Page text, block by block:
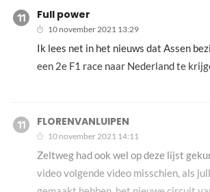
Full power
10 november 2021 13:29
Ik lees net in het nieuws dat Assen
een 2e F1 race naar Nederland te
FLORENVANLUIPEN
10 november 2021 14:11
Zeltweg had ook wel op deze lijst
video volgende video misschien, als